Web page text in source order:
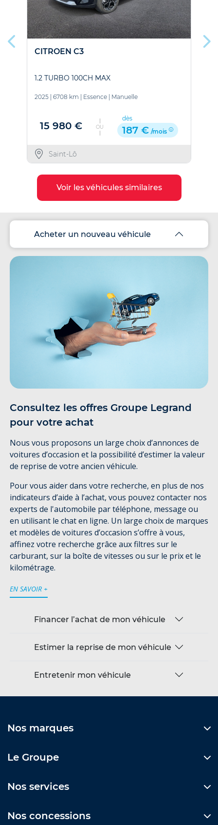
CITROEN C3
1.2 TURBO 100CH MAX
2025 | 6708 km | Essence | Manuelle
15 980 € OU
dès
187 € /mois
Saint-Lô
Voir les véhicules similaires
Acheter un nouveau véhicule
Consultez les offres Groupe Legrand
pour votre achat
Nous vous proposons un large choix d’annonces de
voitures d’occasion et la possibilité d’estimer la valeur
de reprise de votre ancien véhicule.
Pour vous aider dans votre recherche, en plus de nos
indicateurs d’aide à l’achat, vous pouvez contacter nos
experts de l'automobile par téléphone, message ou
en utilisant le chat en ligne. Un large choix de marques
et modèles de voitures d’occasion s’offre à vous,
affinez votre recherche grâce aux filtres sur le
carburant, sur la boîte de vitesses ou sur le prix et le
kilométrage.
EN SAVOIR +
Financer l’achat de mon véhicule
Estimer la reprise de mon véhicule
Entretenir mon véhicule
Nos marques
Le Groupe
Nos services
Nos concessions